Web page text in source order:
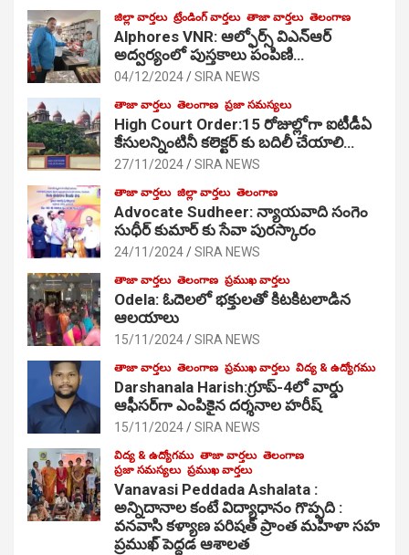
జిల్లా వార్తలు ట్రేండింగ్ వార్తలు తాజా వార్తలు తెలంగాణ
Alphores VNR: ఆల్ఫోర్స్ విఎన్ఆర్
అద్వర్యంలో పుస్తకాలు పంపిణి…
04/12/2024 SIRA NEWS
తాజా వార్తలు తెలంగాణ ప్రజా సమస్యలు
High Court Order:15 రోజుల్లోగా ఐటీడీఏ
కేసులన్నింటినీ కలెక్టర్ కు బదిలీ చేయాలి…
27/11/2024 SIRA NEWS
తాజా వార్తలు జిల్లా వార్తలు తెలంగాణ
Advocate Sudheer: న్యాయవాది సంగెం
సుధీర్ కుమార్ కు సేవా పురస్కారం
24/11/2024 SIRA NEWS
తాజా వార్తలు తెలంగాణ ప్రముఖ వార్తలు
Odela: ఓదెల‌లో భక్తులతో కిటకిటలాడిన
ఆల‌యాలు
15/11/2024 SIRA NEWS
తాజా వార్తలు తెలంగాణ ప్రముఖ వార్తలు విద్య & ఉద్యోగము
Darshanala Harish:గ్రూప్-4లో వార్డు
ఆఫీసర్‌గా ఎంపికైన దర్శనాల హరీష్
15/11/2024 SIRA NEWS
విద్య & ఉద్యోగము తాజా వార్తలు తెలంగాణ
ప్రజా సమస్యలు ప్రముఖ వార్తలు
Vanavasi Peddada Ashalata :
అన్నిదానాల కంటే విద్యాధానం గొప్పది :
వనవాసి కళ్యాణ పరిషత్ ప్రాంత మహిళా సహ
ప్రముఖ్ పెద్దడ ఆశాలత